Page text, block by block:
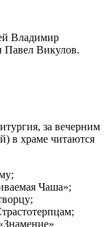
Владимир
Павел Викулов.
за вечерним
в храме читаются
Чаша»;